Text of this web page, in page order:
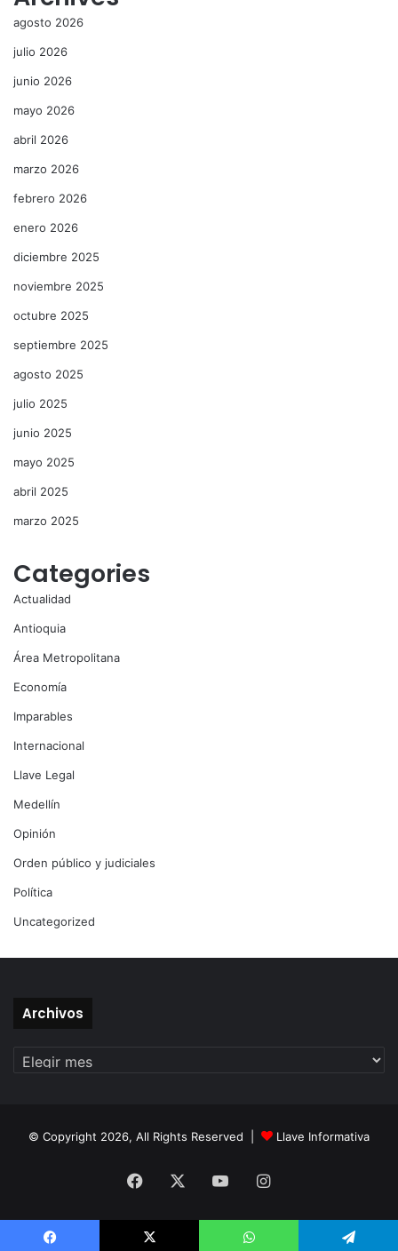
agosto 2026
julio 2026
junio 2026
mayo 2026
abril 2026
marzo 2026
febrero 2026
enero 2026
diciembre 2025
noviembre 2025
octubre 2025
septiembre 2025
agosto 2025
julio 2025
junio 2025
mayo 2025
abril 2025
marzo 2025
Categories
Actualidad
Antioquia
Área Metropolitana
Economía
Imparables
Internacional
Llave Legal
Medellín
Opinión
Orden público y judiciales
Política
Uncategorized
Archivos
© Copyright 2026, All Rights Reserved | Llave Informativa
Facebook YouTubeInstagram